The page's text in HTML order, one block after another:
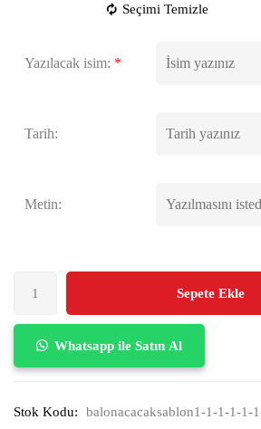
Seçimi Temizle
Yazılacak isim: *
Tarih:
Metin:
Sepete Ekle
Whatsapp ile Satın Al
Stok Kodu:
balonacacaksablon1-1-1-1-1-